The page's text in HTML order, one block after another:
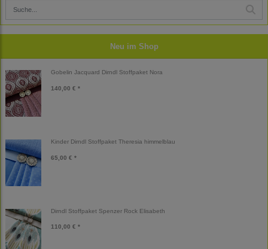
Neu im Shop
Gobelin Jacquard Dirndl Stoffpaket Nora
140,00 € *
Kinder Dirndl Stoffpaket Theresia himmelblau
65,00 € *
Dirndl Stoffpaket Spenzer Rock Elisabeth
110,00 € *